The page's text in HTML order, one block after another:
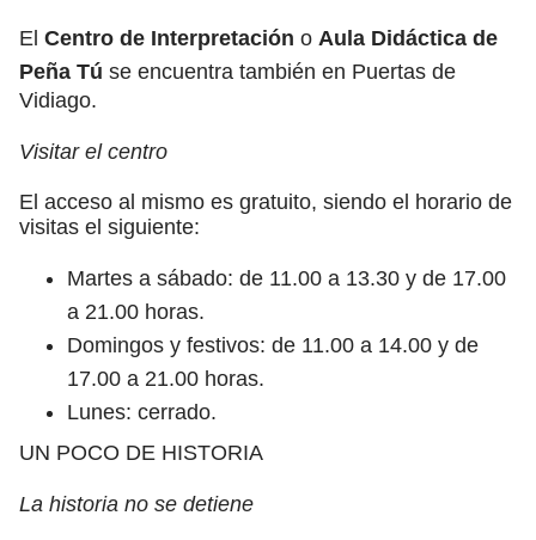
El Centro de Interpretación o Aula Didáctica de
Peña Tú se encuentra también en Puertas de
Vidiago.
Visitar el centro
El acceso al mismo es gratuito, siendo el horario de
visitas el siguiente:
Martes a sábado: de 11.00 a 13.30 y de 17.00
a 21.00 horas.
Domingos y festivos: de 11.00 a 14.00 y de
17.00 a 21.00 horas.
Lunes: cerrado.
UN POCO DE HISTORIA
La historia no se detiene